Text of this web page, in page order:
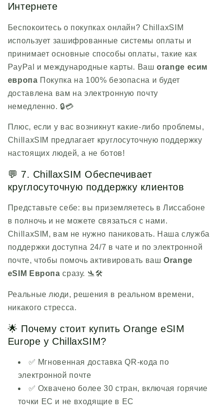
Интернете
Беспокоитесь о покупках онлайн? ChillaxSIM
использует зашифрованные системы оплаты и
принимает основные способы оплаты, такие как
PayPal и международные карты. Вашorange есим
европа Покупка на 100% безопасна и будет
доставлена ​​вам на электронную почту
немедленно. 🔒💳
Плюс, если у вас возникнут какие-либо проблемы,
ChillaxSIM предлагает круглосуточную поддержку
настоящих людей, а не ботов!
💬 7. ChillaxSIM Обеспечивает
круглосуточную поддержку клиентов
Представьте себе: вы приземляетесь в Лиссабоне
в полночь и не можете связаться с нами.
ChillaxSIM , вам не нужно паниковать. Наша служба
поддержки доступна 24/7 в чате и по электронной
почте, чтобы помочь активировать вашOrange
eSIM Европа сразу. 🛬🛠️
Реальные люди, решения в реальном времени,
никакого стресса.
🌟 Почему стоит купить Orange eSIM
Europe у ChillaxSIM?
✅ Мгновенная доставка QR-кода по
электронной почте
✅ Охвачено более 30 стран, включая горячие
точки ЕС и не входящие в ЕС